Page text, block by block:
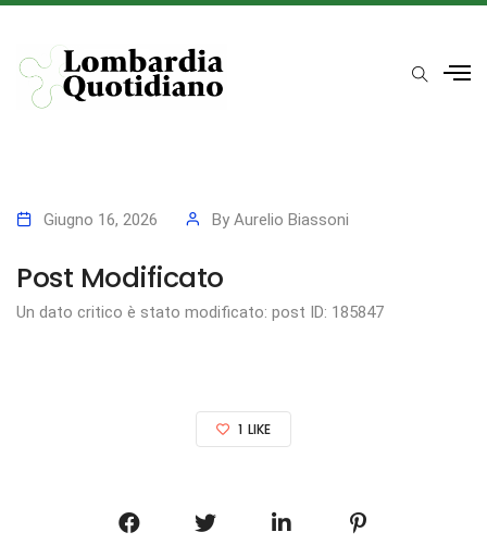
Giugno 16, 2026 By Aurelio Biassoni
Post Modificato
Un dato critico è stato modificato: post ID: 185847
1 LIKE